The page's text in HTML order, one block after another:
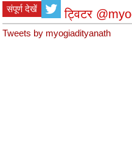
संपूर्ण देखें ट्विटर
Tweets by myogiadityanath